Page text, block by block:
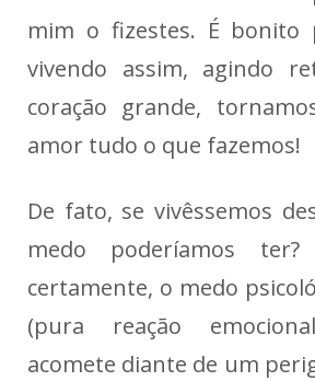
mim o fizestes. É bonito
vivendo assim, agindo
coração grande,
amor tudo o que fazemos!
De fato, se vivêssemos
medo poderíamos ter?
certamente, o medo
(pura reação
acomete diante de um